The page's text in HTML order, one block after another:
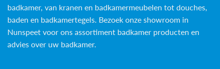
badkamer, van kranen en badkamermeubelen tot douches,
baden en badkamertegels . Bezoek onze showroom in
Nunspeet voor ons assortiment badkamer producten en
advies over uw badkamer.